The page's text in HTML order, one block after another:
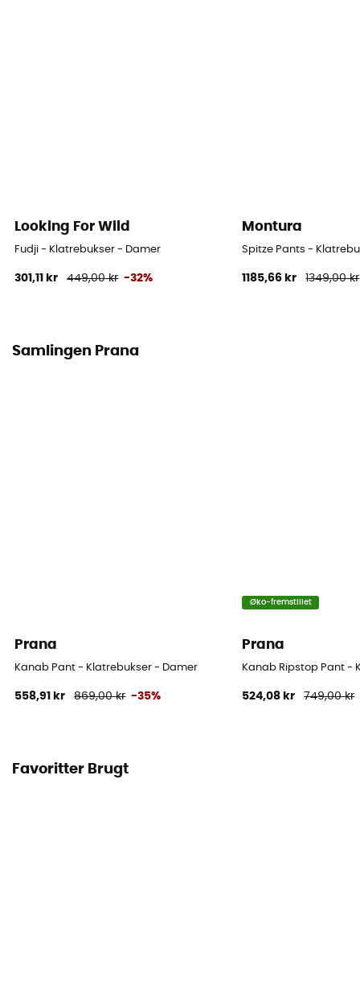
Looking For Wild
Fudji - Klatrebukser - Damer
301,11 kr 449,00 kr -32%
Montura
Spitze Pants -
1185,66 kr 1349,00 kr
Samlingen Prana
Prana
Kanab Pant - Klatrebukser - Damer
558,91 kr 869,00 kr -35%
Øko-fremstillet
Prana
Kanab Ripstop Pant -
524,08 kr 749,00 kr
Favoritter Brugt